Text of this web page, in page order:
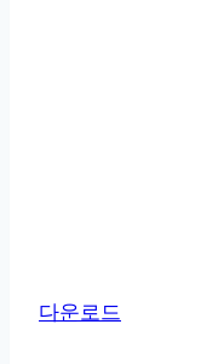
다운로드